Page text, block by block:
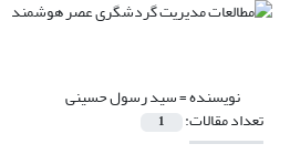
نویسنده =سید رسول حسینی
تعداد مقالات: 1